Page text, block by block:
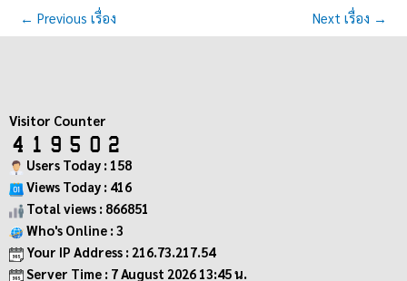
← Previous เรื่อง Next เรื่อง →
Visitor Counter
Users Today : 158
Views Today : 416
Total views : 866851
Who's Online : 3
Your IP Address : 216.73.217.54
Server Time : 7 August 2026 13:45 น.